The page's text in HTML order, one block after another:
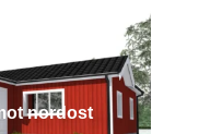
nordost